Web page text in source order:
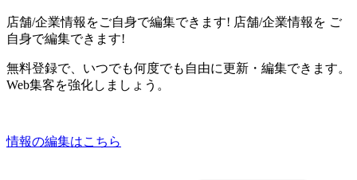
店舗/企業情報をご自身で編集できます! 店舗/企業情報を ご
自身で編集できます!
無料登録で、いつでも何度でも自由に更新・編集できます。
Web集客を強化しましょう。
情報の編集はこちら